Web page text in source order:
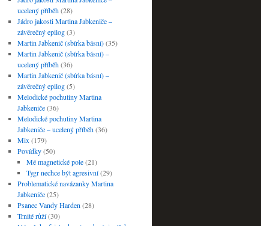
ucelený příběh(28)
Jádro jakosti Martina Jabkeniče –
závěrečný epilog(3)
Martin Jabkenič (sbírka básní)(35)
Martin Jabkenič (sbírka básní) –
ucelený příběh(36)
Martin Jabkenič (sbírka básní) –
závěrečný epilog(5)
Melodické pochutiny Martina
Jabkeniče(36)
Melodické pochutiny Martina
Jabkeniče – ucelený příběh(36)
Mix (179)
Povídky(50)
Mé magnetické pole(21)
Tygr nechce být agresivní(29)
Problematické navázanky Martina
Jabkeniče(25)
Psanec Vandy Harden (28)
Trnité růží(30)